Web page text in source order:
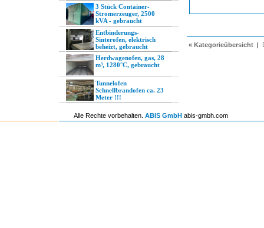
3 Stück Container-
Stromerzeuger, 2500
kVA - gebraucht
Entbinderungs-
Sinterofen, elektrisch
beheizt, gebraucht
Herdwagenofen, gas, 28
m³, 1280°C, gebraucht
Tunnelofen
Schnellbrandofen ca. 23
Meter !!!
« Kategorieübersicht |
Alle Rechte vorbehalten. ABIS GmbH abis-gmbh.com